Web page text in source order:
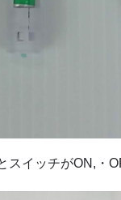
イッチがON,・